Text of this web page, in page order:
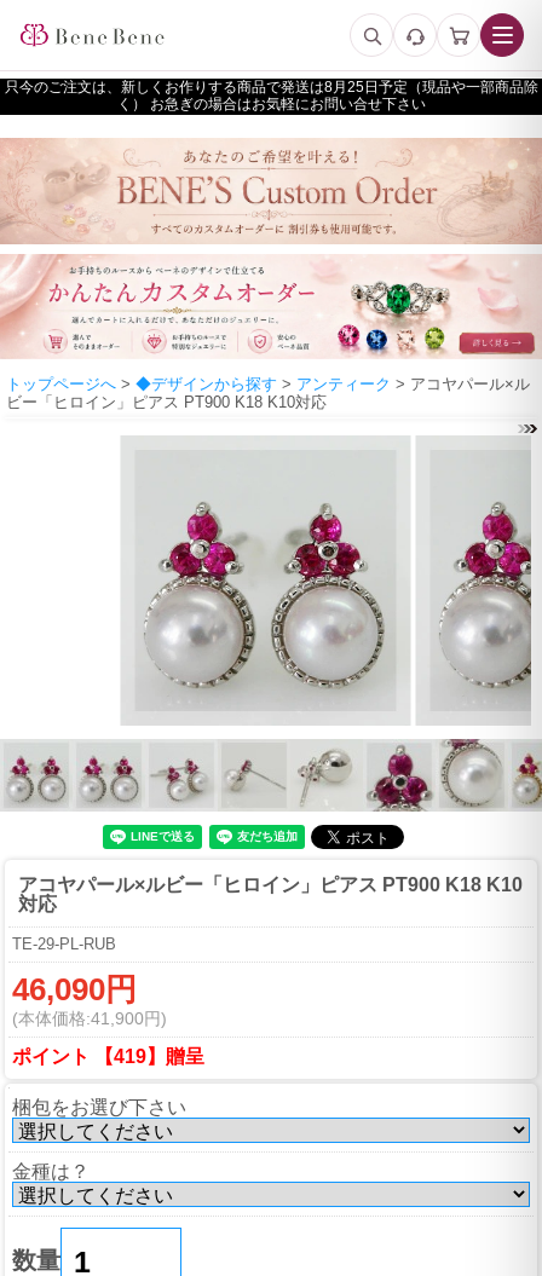
只今のご注文は、新しくお作りする商品で発送は
予定（現品や一部商品除
く） お急ぎの場合はお気軽にお問い合せ下さい
トップページへ > ◆デザインから探す > アンティーク > アコヤパール×ル
ビー「ヒロイン」ピアス PT900 K18 K10対応
アコヤパール×ルビー「ヒロイン」ピアス PT900 K18 K10
対応
TE-29-PL-RUB
46,090円
(本体価格:41,900円)
ポイント 【419】贈呈
梱包をお選び下さい
金種は？
数量